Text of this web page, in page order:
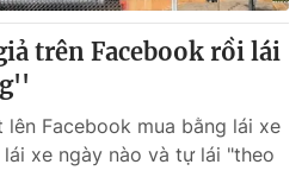
Podcast
Infographic
trên Facebook rồi lái
lên Facebook mua bằng lái xe
xe ngày nào và tự lái "theo